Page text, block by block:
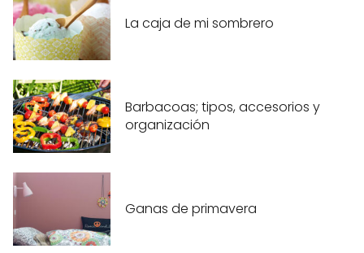
La caja de mi sombrero
Barbacoas; tipos, accesorios y
organización
Ganas de primavera